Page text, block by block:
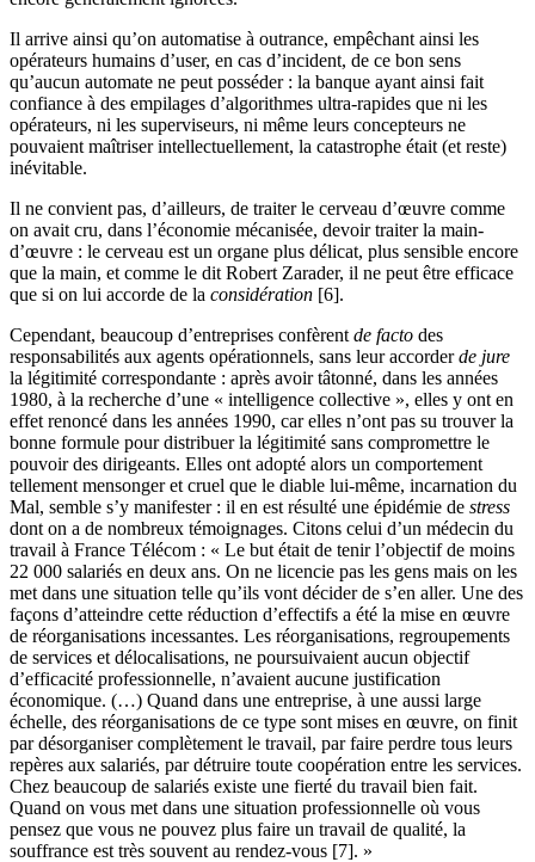
Il arrive ainsi qu’on automatise à outrance, empêchant ainsi les
opérateurs humains d’user, en cas d’incident, de ce bon sens
qu’aucun automate ne peut posséder : la banque ayant ainsi fait
confiance à des empilages d’algorithmes ultra-rapides que ni les
opérateurs, ni les superviseurs, ni même leurs concepteurs ne
pouvaient maîtriser intellectuellement, la catastrophe était (et reste)
inévitable.
Il ne convient pas, d’ailleurs, de traiter le cerveau d’œuvre comme
on avait cru, dans l’économie mécanisée, devoir traiter la main-
d’œuvre : le cerveau est un organe plus délicat, plus sensible encore
que la main, et comme le dit Robert Zarader, il ne peut être efficace
que si on lui accorde de la considération [6].
Cependant, beaucoup d’entreprises confèrent de facto des
responsabilités aux agents opérationnels, sans leur accorderde jure
la légitimité correspondante : après avoir tâtonné, dans les années
1980, à la recherche d’une « intelligence collective », elles y ont en
effet renoncé dans les années 1990, car elles n’ont pas su trouver la
bonne formule pour distribuer la légitimité sans compromettre le
pouvoir des dirigeants. Elles ont adopté alors un comportement
tellement mensonger et cruel que le diable lui-même, incarnation du
Mal, semble s’y manifester : il en est résulté une épidémie de stress
dont on a de nombreux témoignages. Citons celui d’un médecin du
travail à France Télécom : « Le but était de tenir l’objectif de moins
22 000 salariés en deux ans. On ne licencie pas les gens mais on les
met dans une situation telle qu’ils vont décider de s’en aller. Une des
façons d’atteindre cette réduction d’effectifs a été la mise en œuvre
de réorganisations incessantes. Les réorganisations, regroupements
de services et délocalisations, ne poursuivaient aucun objectif
d’efficacité professionnelle, n’avaient aucune justification
économique. (…) Quand dans une entreprise, à une aussi large
échelle, des réorganisations de ce type sont mises en œuvre, on finit
par désorganiser complètement le travail, par faire perdre tous leurs
repères aux salariés, par détruire toute coopération entre les services.
Chez beaucoup de salariés existe une fierté du travail bien fait.
Quand on vous met dans une situation professionnelle où vous
pensez que vous ne pouvez plus faire un travail de qualité, la
souffrance est très souvent au rendez-vous [7]. »